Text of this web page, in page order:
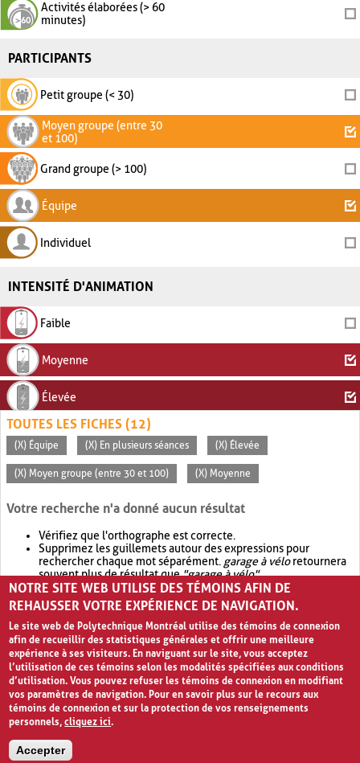
Activités élaborées (> 60
minutes)
PARTICIPANTS
Petit groupe (< 30)
Moyen groupe (entre 30
et 100)
Grand groupe (> 100)
Équipe
Individuel
INTENSITÉ D'ANIMATION
Faible
Moyenne
Élevée
TOUTES LES FICHES (12)
(X) Équipe (X) En plusieurs séances (X) Élevée
(X) Moyen groupe (entre 30 et 100) (X) Moyenne
Votre recherche n'a donné aucun résultat
Vérifiez que l'orthographe est correcte.
Supprimez les guillemets autour des expressions pour
rechercher chaque mot séparément. garage à véloretournera
souvent plus de résultat que"garage à vélo".
Envisagez d'élargir votre recherche avec OR.garage OR vélo
retournera souvent plus de résultat quegarage à vélo
NOTRE SITE WEB UTILISE DES TÉMOINS AFIN DE
REHAUSSER VOTRE EXPÉRIENCE DE NAVIGATION.
Le site web de Polytechnique Montréal utilise des témoins de connexion
afin de recueillir des statistiques générales et offrir une meilleure
expérience à ses visiteurs. En naviguant sur le site, vous acceptez
l’utilisation de ces témoins selon les modalités spécifiées aux conditions
d’utilisation. Vous pouvez refuser les témoins de connexion en modifiant
vos paramètres de navigation. Pour en savoir plus sur le recours aux
témoins de connexion et sur la protection de vos renseignements
personnels,cliquez ici.
Accepter